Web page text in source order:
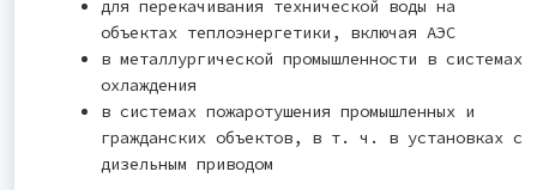
для перекачивания технической воды на
объектах теплоэнергетики, включая АЭС
в металлургической промышленности в системах
охлаждения
в системах пожаротушения промышленных и
гражданских объектов, в т. ч. в установках с
дизельным приводом